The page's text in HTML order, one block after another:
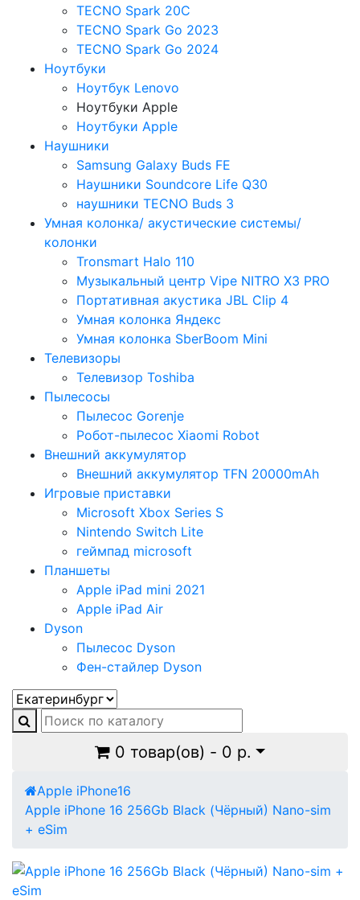
TECNO Spark 20C
TECNO Spark Go 2023
TECNO Spark Go 2024
Ноутбуки
Ноутбук Lenovo
Ноутбуки Apple
Ноутбуки Apple
Наушники
Samsung Galaxy Buds FE
Наушники Soundcore Life Q30
наушники TECNO Buds 3
Умная колонка/ акустические системы/
колонки
Tronsmart Halo 110
Музыкальный центр Vipe NITRO X3 PRO
Портативная акустика JBL Clip 4
Умная колонка Яндекс
Умная колонка SberBoom Mini
Телевизоры
Телевизор Toshiba
Пылесосы
Пылесос Gorenje
Робот-пылесос Xiaomi Robot
Внешний аккумулятор
Внешний аккумулятор TFN 20000mAh
Игровые приставки
Microsoft Xbox Series S
Nintendo Switch Lite
геймпад microsoft
Планшеты
Apple iPad mini 2021
Apple iPad Air
Dyson
Пылесос Dyson
Фен-стайлер Dyson
0 товар(ов) - 0 р.
Apple iPhone16
Apple iPhone 16 256Gb Black (Чёрный) Nano-sim
+ eSim